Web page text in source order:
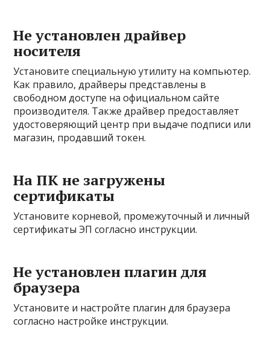
Не установлен драйвер
носителя
Установите специальную утилиту на компьютер.
Как правило, драйверы представлены в
свободном доступе на официальном сайте
производителя. Также драйвер предоставляет
удостоверяющий центр при выдаче подписи или
магазин, продавший токен.
На ПК не загружены
сертификаты
Установите корневой, промежуточный и личный
сертификаты ЭП согласно инструкции.
Не установлен плагин для
браузера
Установите и настройте плагин для браузера
согласно настройке инструкции.